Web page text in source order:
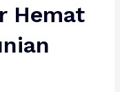
Hemat